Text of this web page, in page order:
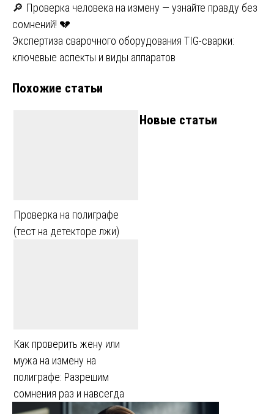
Навигация
по
записям
🔎 Проверка человека на измену — узнайте правду без
сомнений! 💔
Экспертиза сварочного оборудования TIG-сварки:
ключевые аспекты и виды аппаратов
Похожие статьи
Проверка на полиграфе
(тест на детекторе лжи)
Как проверить жену или
мужа на измену на
полиграфе: Разрешим
сомнения раз и навсегда
Новые статьи